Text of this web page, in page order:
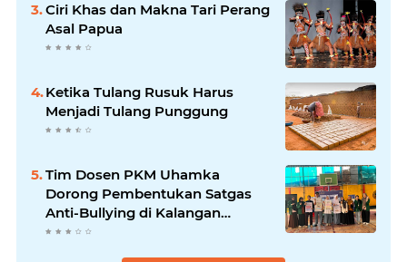
Ciri Khas dan Makna Tari Perang
Asal Papua
Ketika Tulang Rusuk Harus
Menjadi Tulang Punggung
Tim Dosen PKM Uhamka
Dorong Pembentukan Satgas
Anti-Bullying di Kalangan
Remaja